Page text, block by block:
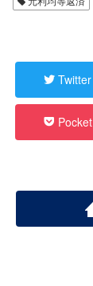
Twitter
Pocket